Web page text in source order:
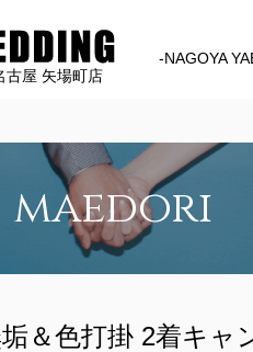
古屋 矢場町店
-NAGOYA
maedori
＆色打掛 2着キャ